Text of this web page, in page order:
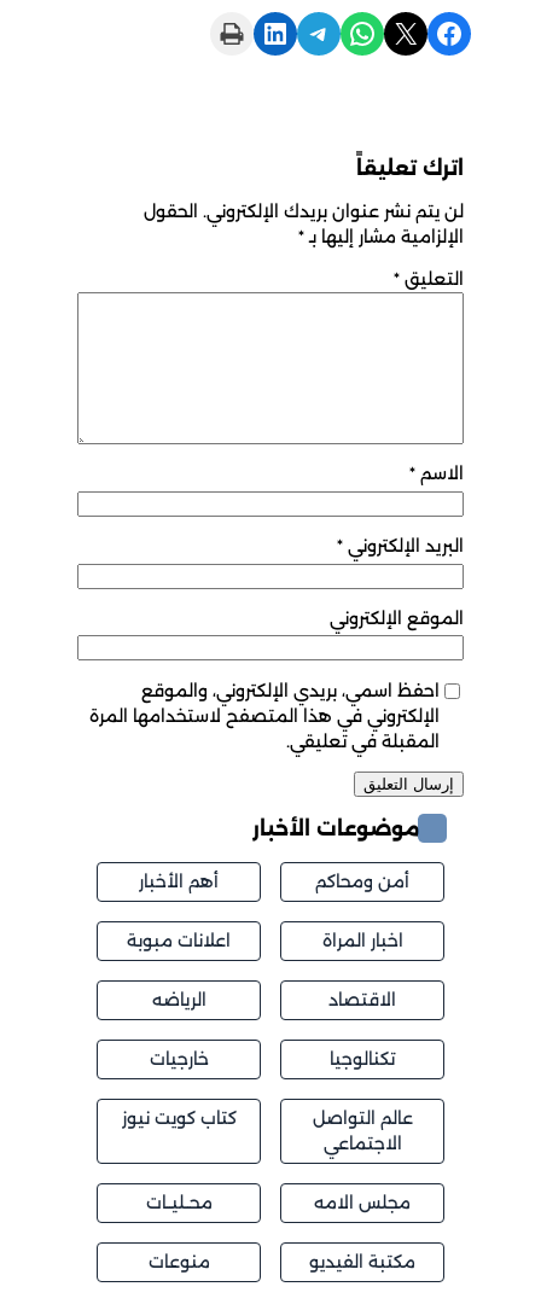
Share on Facebook
Share on X
Share on WhatsApp
Share on Telegram
Share on LinkedIn
Print this Page
اترك تعليقاً
لن يتم نشر عنوان بريدك الإلكتروني. الحقول
الإلزامية مشار إليها بـ*
التعليق *
الاسم *
البريد الإلكتروني *
الموقع الإلكتروني
احفظ اسمي، بريدي الإلكتروني، والموقع
الإلكتروني في هذا المتصفح لاستخدامها المرة
المقبلة في تعليقي.
موضوعات الأخبار
أمن ومحاكم أهم الأخبار
اخبار المراة اعلانات مبوبة
الاقتصاد الرياضه
تكنالوجيا خارجيات
عالم التواصل
الاجتماعي
كتاب كويت نيوز
مجلس الامه محــليــات
مكتبة الفيديو منوعات